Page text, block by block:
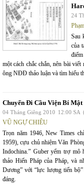
24
Sau
của
một cách chắc chắn, nên bài
ông NĐĐ thảo luận và tìm hiểu
Chuyến Đi Cầu Viện Bí Mật
04 Tháng Giêng 2010 12:00 SA
VŨ NGỰ CHIÊU
Trọn năm 1946, New Times
1959), cựu chủ nhiệm Văn
Indochina.” Guber yểm trợ
thảo Hiến Pháp của Pháp, và
Dương” với “lực lượng tiến
đáng.